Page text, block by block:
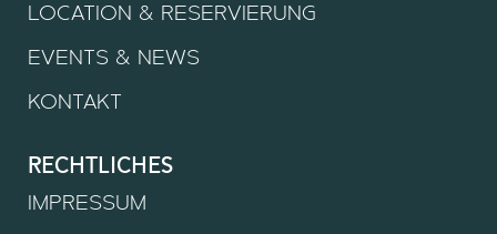
LOCATION & RESERVIERUNG
EVENTS & NEWS
KONTAKT
rechtliches
IMPRESSUM